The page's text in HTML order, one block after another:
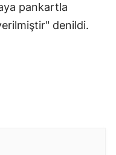
Kastamonu
pankartla
denildi.